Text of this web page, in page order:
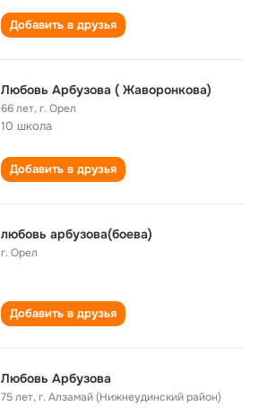
Добавить в друзья
Любовь Арбузова ( Жаворонкова)
66 лет,г. Орел
10 школа
Добавить в друзья
любовь арбузова(боева)
г. Орел
Добавить в друзья
Любовь Арбузова
75 лет,г. Алзамай (Нижнеудинский район)